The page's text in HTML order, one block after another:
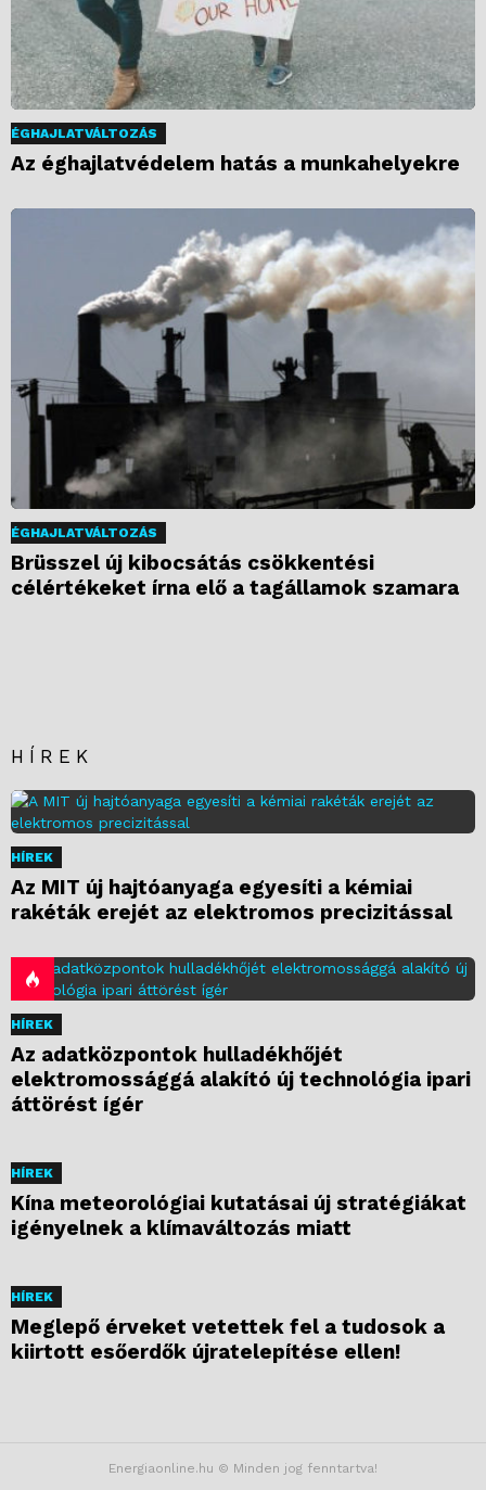
ÉGHAJLATVÁLTOZÁS
Az éghajlatvédelem hatás a munkahelyekre
ÉGHAJLATVÁLTOZÁS
Brüsszel új kibocsátás csökkentési
célértékeket írna elő a tagállamok szamara
HÍREK
HÍREK
Az MIT új hajtóanyaga egyesíti a kémiai
rakéták erejét az elektromos precizitással
HÍREK
Az adatközpontok hulladékhőjét
elektromossággá alakító új technológia ipari
áttörést ígér
HÍREK
Kína meteorológiai kutatásai új stratégiákat
igényelnek a klímaváltozás miatt
HÍREK
Meglepő érveket vetettek fel a tudosok a
kiirtott esőerdők újratelepítése ellen!
Energiaonline.hu © Minden jog fenntartva!